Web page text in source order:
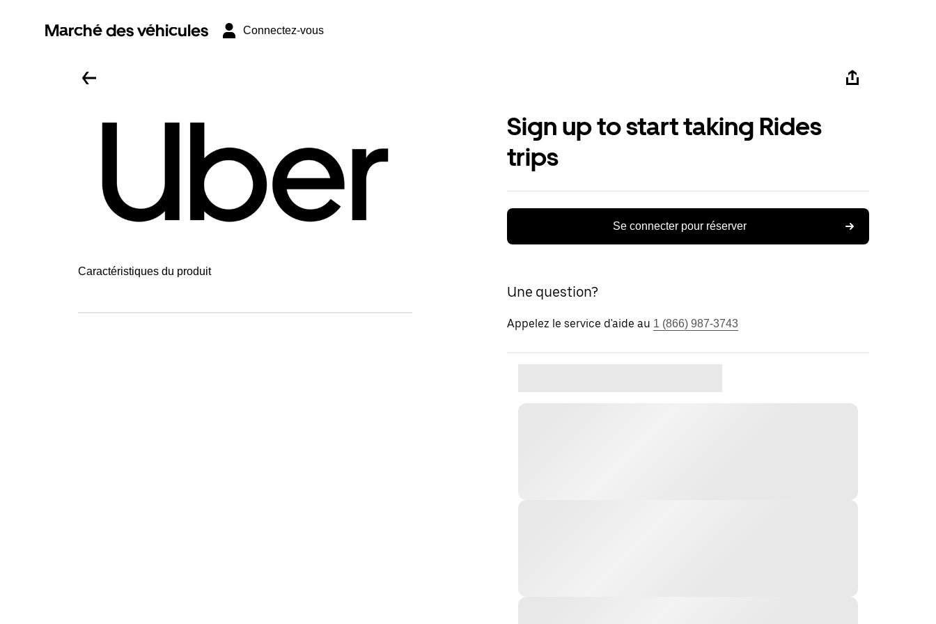
Marché des véhicules Connectez-vous
Caractéristiques du produit
Sign up to start taking Rides
trips
Se connecter pour réserver
Une question?
Appelez le service d'aide au 1 (866) 987-3743